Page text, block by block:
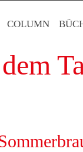
COLUMN